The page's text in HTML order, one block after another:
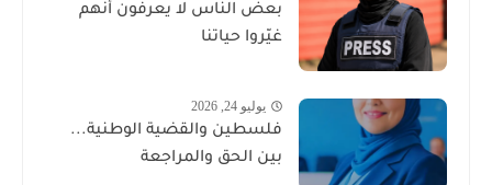
بعض الناس لا يعرفون أنهم
غيّروا حياتنا
يوليو 24, 2026
فلسطين والقضية الوطنية...
بين الحق والمراجعة